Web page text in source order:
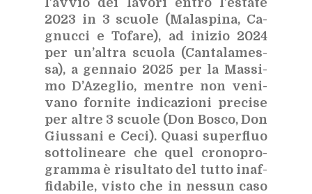
2023 in 3 scuo­le (Ma­la­spi­na, Ca­
gnuc­ci e To­fa­re), ad ini­zio 2024
per un’al­tra scuo­la (Can­ta­la­mes­
sa), a gen­na­io 2025 per la Mas­si­
mo D’A­ze­glio, men­tre non ve­ni­
va­no for­ni­te in­di­ca­zio­ni pre­ci­se
per al­tre 3 scuo­le (Don Bo­sco, Don
Gius­sa­ni e Ceci). Qua­si su­per­fluo
sot­to­li­nea­re che quel cro­no­pro­
gram­ma è ri­sul­ta­to del tut­to inaf­
fi­da­bi­le, vi­sto che in nes­sun caso